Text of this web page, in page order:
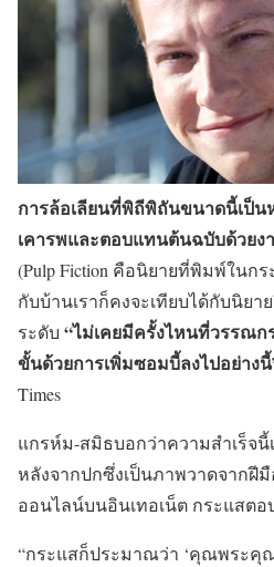
การล้อเลียนที่พิถีพิถันขนาดนี้เป็น
เคารพและตอบแทนต้นฉบับด้วย
(Pulp Fiction คือนิยายที่พิมพ์ในก
กับบ้านเราก็คงจะเทียบได้กับนิยา
ระดับ “ไม่เคยมีครั้งไหนที่วรรณ
ขั้นด้วยการเพิ่มซอมบี้ลงไปอย่าง
Times
แกรห์ม-สมิธบอกว่าความสำเร็จนี้
หลังจากปกซึ่งเป็นภาพวาดจากฝี
ออนไลน์บนอินเทอเน็ต กระแสต
“กระแสก็ประมาณว่า ‘คุณพระคุณ